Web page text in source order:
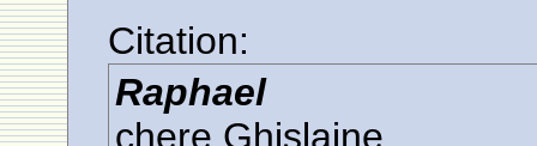
Citation:
Raphael
chere Ghislaine,